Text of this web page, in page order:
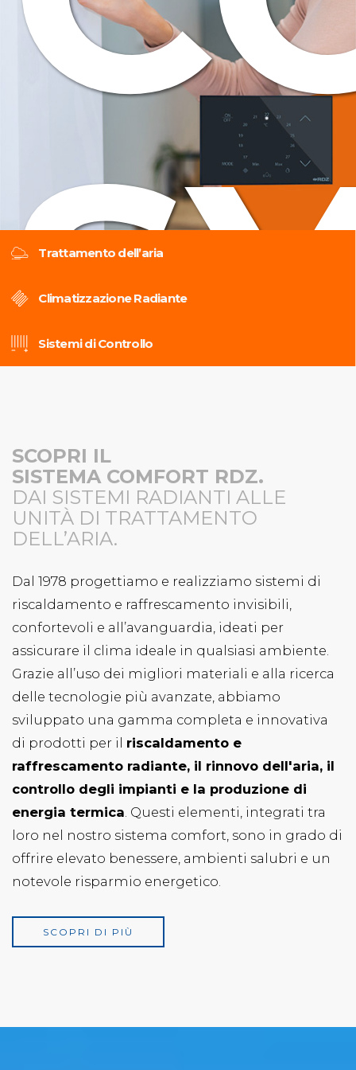
Trattamento dell’aria
Climatizzazione Radiante
Sistemi di Controllo
SCOPRI IL
SISTEMA COMFORT RDZ.
DAI SISTEMI RADIANTI ALLE
UNITÀ DI TRATTAMENTO
DELL’ARIA.
Dal 1978 progettiamo e realizziamo sistemi di
riscaldamento e raffrescamento invisibili,
confortevoli e all’avanguardia, ideati per
assicurare il clima ideale in qualsiasi ambiente.
Grazie all’uso dei migliori materiali e alla ricerca
delle tecnologie più avanzate, abbiamo
sviluppato una gamma completa e innovativa
di prodotti per il riscaldamento e
raffrescamento radiante, il rinnovo dell'aria, il
controllo degli impianti e la produzione di
energia termica. Questi elementi, integrati tra
loro nel nostro sistema comfort, sono in grado di
offrire elevato benessere, ambienti salubri e un
notevole risparmio energetico.
SCOPRI DI PIÙ